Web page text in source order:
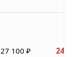
27 100 ₽ 24